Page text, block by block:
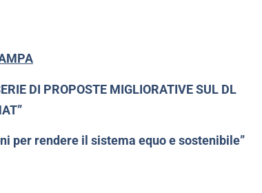
DI PROPOSTE MIGLIORATIVE SUL DL
per rendere il sistema equo e sostenibile”